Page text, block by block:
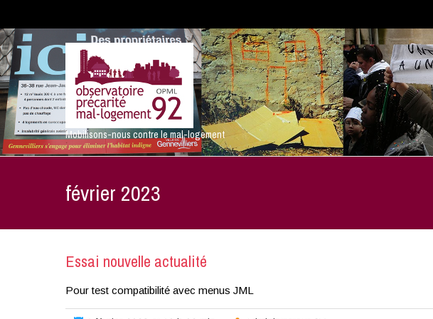
Mobilisons-nous contre le mal-logement
février 2023
Essai nouvelle actualité
Pour test compatibilité avec menus JML